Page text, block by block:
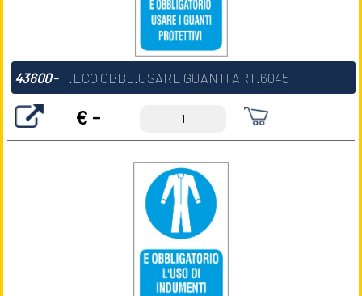
43600- T.ECO OBBL.USARE GUANTI ART.6045
€ -